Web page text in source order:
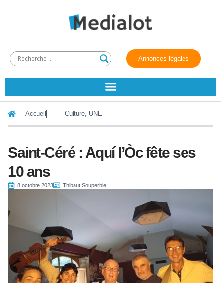
Annonces légales
Accueil Culture, UNE
Saint-Céré : Aquí l’Òc fête ses
10 ans
8 octobre 2023 Thibaut Souperbie